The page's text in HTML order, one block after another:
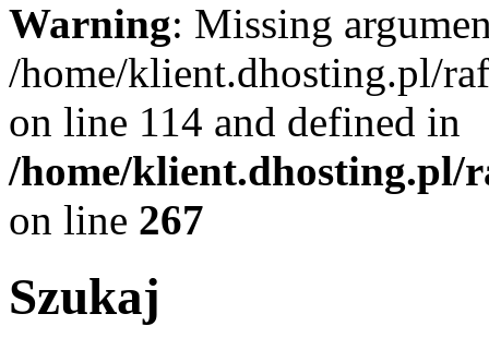
Warning: Missing
/home/klient.dhosting.pl/
on line 114 and defined in
/home/klient.dhosting.pl/
on line 267
Szukaj